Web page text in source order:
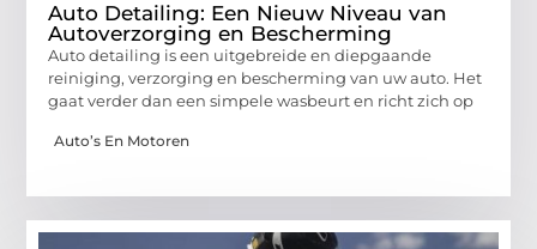
Auto Detailing: Een Nieuw Niveau van
Autoverzorging en Bescherming
Auto detailing is een uitgebreide en diepgaande
reiniging, verzorging en bescherming van uw auto. Het
gaat verder dan een simpele wasbeurt en richt zich op
Auto’s En Motoren